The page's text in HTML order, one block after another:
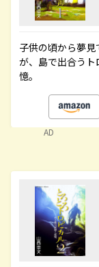
子供の頃から夢
が、島で出合う
憶。
AD